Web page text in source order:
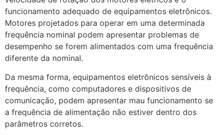
funcionamento adequado de equipamentos eletrônicos.
Motores projetados para operar em uma determinada
frequência nominal podem apresentar problemas de
desempenho se forem alimentados com uma frequência
diferente da nominal.
Da mesma forma, equipamentos eletrônicos sensíveis à
frequência, como computadores e dispositivos de
comunicação, podem apresentar mau funcionamento se
a frequência de alimentação não estiver dentro dos
parâmetros corretos.